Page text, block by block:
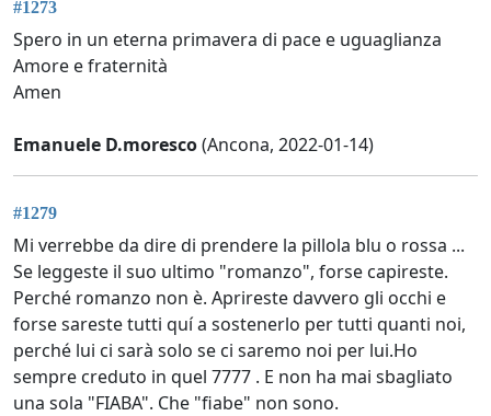
#1273
Spero in un eterna primavera di pace e uguaglianza
Amore e fraternità
Amen
Emanuele D.moresco(Ancona, 2022-01-14)
#1279
Mi verrebbe da dire di prendere la pillola blu o rossa ...
Se leggeste il suo ultimo "romanzo", forse capireste.
Perché romanzo non è. Aprireste davvero gli occhi e
forse sareste tutti quí a sostenerlo per tutti quanti noi,
perché lui ci sarà solo se ci saremo noi per lui.Ho
sempre creduto in quel 7777 . E non ha mai sbagliato
una sola "FIABA". Che "fiabe" non sono.